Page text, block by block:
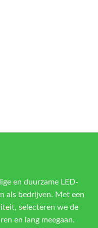
en duurzame LED-
als bedrijven. Met een
selecteren we de
en lang meegaan.